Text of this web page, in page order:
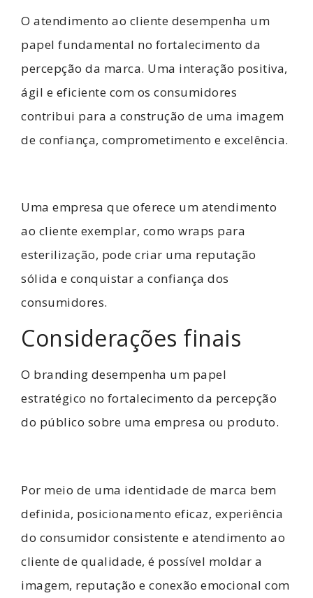
O atendimento ao cliente desempenha um
papel fundamental no fortalecimento da
percepção da marca. Uma interação positiva,
ágil e eficiente com os consumidores
contribui para a construção de uma imagem
de confiança, comprometimento e excelência.
Uma empresa que oferece um atendimento
ao cliente exemplar, como wraps para
esterilização, pode criar uma reputação
sólida e conquistar a confiança dos
consumidores.
Considerações finais
O branding desempenha um papel
estratégico no fortalecimento da percepção
do público sobre uma empresa ou produto.
Por meio de uma identidade de marca bem
definida, posicionamento eficaz, experiência
do consumidor consistente e atendimento ao
cliente de qualidade, é possível moldar a
imagem, reputação e conexão emocional com